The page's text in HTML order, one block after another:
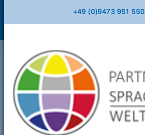
+49 (0)9473 951 550